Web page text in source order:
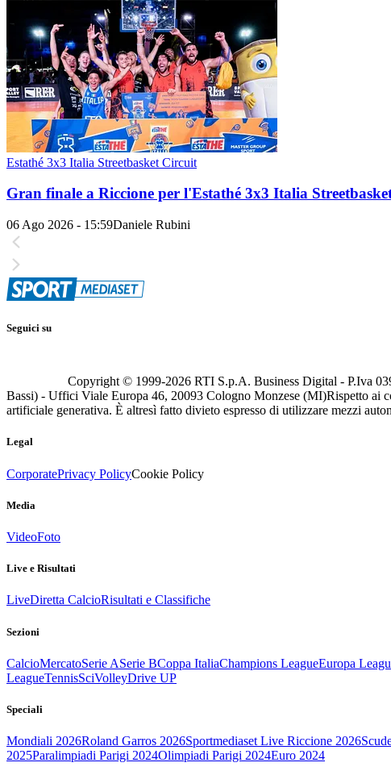
Estathé 3x3 Italia Streetbasket Circuit
Gran finale a Riccione per l'Estathé 3x3 Italia
06 Ago 2026 - 15:59Daniele Rubini
Seguici su
Copyright © 1999-2026 RTI S.p.A. Business Digital - P.Iva
Bassi) - Uffici Viale Europa 46, 20093 Cologno Monzese (MI)Rispetto ai
artificiale generativa. È altresì fatto divieto espresso di utilizzare mezzi
Legal
CorporatePrivacy PolicyCookie Policy
Media
VideoFoto
Live e Risultati
LiveDiretta CalcioRisultati e Classifiche
Sezioni
CalcioMercatoSerie ASerie BCoppa ItaliaChampions LeagueEuropa
LeagueTennisSciVolleyDrive UP
Speciali
Mondiali 2026Roland Garros 2026Sportmediaset Live Riccione 2026
2025Paralimpiadi Parigi 2024Olimpiadi Parigi 2024Euro 2024